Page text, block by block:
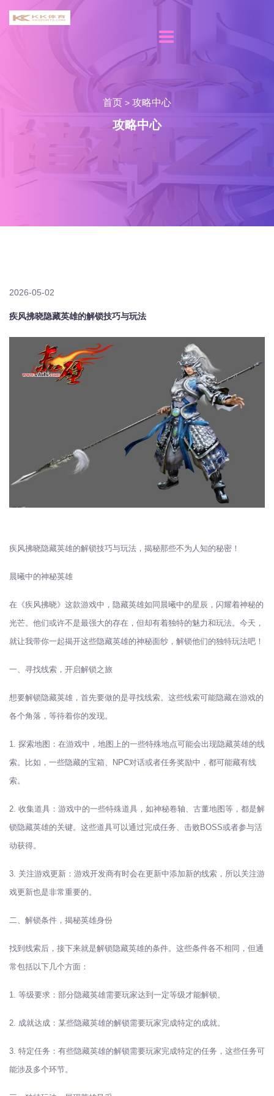
首页 > 攻略中心
攻略中心
2026-05-02
疾风拂晓隐藏英雄的解锁技巧与玩法
疾风拂晓隐藏英雄的解锁技巧与玩法，揭秘那些不为人知的秘密！
晨曦中的神秘英雄
在《疾风拂晓》这款游戏中，隐藏英雄如同晨曦中的星辰，闪耀着神秘的
光芒。他们或许不是最强大的存在，但却有着独特的魅力和玩法。今天，
就让我带你一起揭开这些隐藏英雄的神秘面纱，解锁他们的独特玩法吧！
一、寻找线索，开启解锁之旅
想要解锁隐藏英雄，首先要做的是寻找线索。这些线索可能隐藏在游戏的
各个角落，等待着你的发现。
1. 探索地图：在游戏中，地图上的一些特殊地点可能会出现隐藏英雄的线
索。比如，一些隐藏的宝箱、NPC对话或者任务奖励中，都可能藏有线
索。
2. 收集道具：游戏中的一些特殊道具，如神秘卷轴、古董地图等，都是解
锁隐藏英雄的关键。这些道具可以通过完成任务、击败BOSS或者参与活
动获得。
3. 关注游戏更新：游戏开发商有时会在更新中添加新的线索，所以关注游
戏更新也是非常重要的。
二、解锁条件，揭秘英雄身份
找到线索后，接下来就是解锁隐藏英雄的条件。这些条件各不相同，但通
常包括以下几个方面：
1. 等级要求：部分隐藏英雄需要玩家达到一定等级才能解锁。
2. 成就达成：某些隐藏英雄的解锁需要玩家完成特定的成就。
3. 特定任务：有些隐藏英雄的解锁需要玩家完成特定的任务，这些任务可
能涉及多个环节。